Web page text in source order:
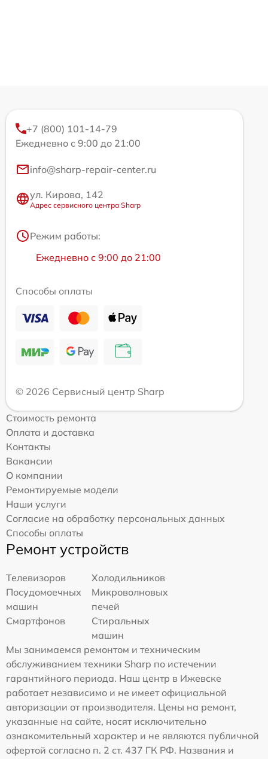
+7 (800) 101-14-79
Ежедневно с 9:00 до 21:00
info@sharp-repair-center.ru
ул. Кирова, 142
Адрес сервисного центра Sharp
Режим работы:
Ежедневно с 9:00 до 21:00
Способы оплаты
© 2026 Сервисный центр Sharp
Стоимость ремонта
Оплата и доставка
Контакты
Вакансии
О компании
Ремонтируемые модели
Наши услуги
Согласие на обработку персональных данных
Способы оплаты
Ремонт устройств
Телевизоров
Холодильников
Посудомоечных
машин
Микроволновых
печей
Смартфонов
Стиральных
машин
Мы занимаемся ремонтом и техническим
обслуживанием техники Sharp по истечении
гарантийного периода. Наш центр в Ижевске
работает независимо и не имеет официальной
авторизации от производителя. Цены на ремонт,
указанные на сайте, носят исключительно
ознакомительный характер и не являются публичной
офертой согласно п. 2 ст. 437 ГК РФ. Названия и